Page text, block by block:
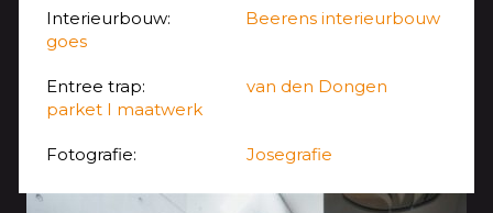
Interieurbouw: Beerens interieurbouw
goes
Entree trap:van den Dongen
parket I maatwerk
Fotografie:Josegrafie